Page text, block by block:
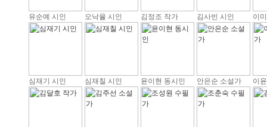
유순예 시인 오낙율 시인 김정조 작가 김사빈 시인 이
심재기 시인 심재칠 시인 윤이현 동시인 안은순 소설가 이